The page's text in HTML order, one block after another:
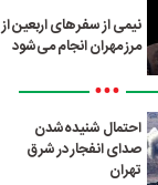
نیمی از سفرهای اربعین از
مرز مهران انجام می‌شود
•••
احتمال شنیده‌شدن
صدای انفجار در شرق
تهران